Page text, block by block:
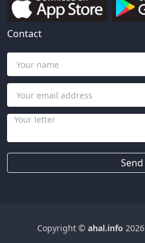
Contact
Send
Copyright © ahal.info 2026